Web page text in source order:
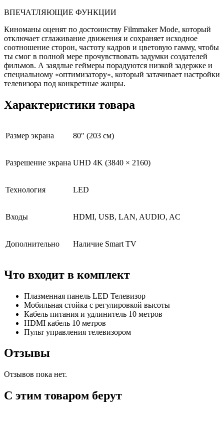
ВПЕЧАТЛЯЮЩИЕ ФУНКЦИИ
Киноманы оценят по достоинству Filmmaker Mode, который
отключает сглаживание движения и сохраняет исходное
соотношение сторон, частоту кадров и цветовую гамму, чтобы
ты смог в полной мере прочувствовать задумки создателей
фильмов. А заядлые геймеры порадуются низкой задержке и
специальному «оптимизатору», который затачивает настройки
телевизора под конкретные жанры.
Характеристики товара
Размер экрана 80" (203 см)
Разрешение экрана UHD 4K (3840 × 2160)
Технология LED
Входы HDMI, USB, LAN, AUDIO, AC
Дополнительно Наличие Smart TV
Что входит в комплект
Плазменная панель LED Телевизор
Мобильная стойка с регулировкой высоты
Кабель питания и удлинитель 10 метров
HDMI кабель 10 метров
Пульт управления телевизором
Отзывы
Отзывов пока нет.
С этим товаром берут